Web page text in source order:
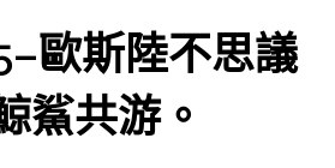
歐斯陸不思議
鯊共游。